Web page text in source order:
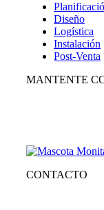
Diseño
Logística
Instalación
Post-Venta
MANTENTE
CONTACTO